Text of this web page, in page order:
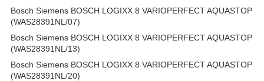
Bosch Siemens BOSCH LOGIXX 8 VARIOPERFECT AQUASTOP
(WAS28391NL/07)
Bosch Siemens BOSCH LOGIXX 8 VARIOPERFECT AQUASTOP
(WAS28391NL/13)
Bosch Siemens BOSCH LOGIXX 8 VARIOPERFECT AQUASTOP
(WAS28391NL/20)